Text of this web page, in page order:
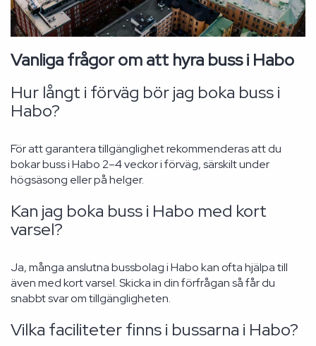
Vanliga frågor om att hyra buss i Habo
Hur långt i förväg bör jag boka buss i
Habo?
För att garantera tillgänglighet rekommenderas att du
bokar buss i Habo 2–4 veckor i förväg, särskilt under
högsäsong eller på helger.
Kan jag boka buss i Habo med kort
varsel?
Ja, många anslutna bussbolag i Habo kan ofta hjälpa till
även med kort varsel. Skicka in din förfrågan så får du
snabbt svar om tillgängligheten.
Vilka faciliteter finns i bussarna i Habo?